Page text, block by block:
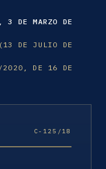
3 DE MARZO DE
DE JULIO DE
2020, DE 16 DE
C-125/18